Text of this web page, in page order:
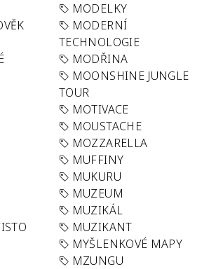
MODELKY
MODERNÍ
TECHNOLOGIE
MODŘINA
MOONSHINE JUNGLE
TOUR
MOTIVACE
MOUSTACHE
MOZZARELLA
MUFFINY
MUKURU
MUZEUM
MUZIKÁL
MUZIKANT
MYŠLENKOVÉ MAPY
MZUNGU